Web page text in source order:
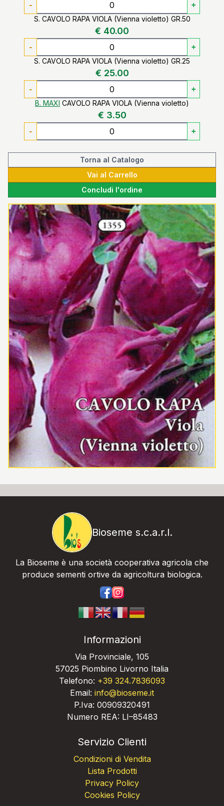
- +
S. CAVOLO RAPA VIOLA (Vienna violetto) GR.50
€ 40.00
- +
S. CAVOLO RAPA VIOLA (Vienna violetto) GR.25
€ 25.00
- +
B. MAXI CAVOLO RAPA VIOLA (Vienna violetto)
€ 3.50
- +
Torna al Catalogo
Vai al Carrello
Concludi l'ordine
Bioseme s.c.a.r.l.
La Bioseme è una società cooperativa agricola che
produce sementi ortive da agricoltura biologica.
Informazioni
Via Provinciale, 105
57025 Piombino Livorno Italia
Telefono: +39 324.7836093
Email: info@bioseme.it
P.Iva: 00909320491
Numero REA: LI–85483
Servizio Clienti
Condizioni di Vendita
Lista Prodotti
Privacy Policy
Cookies Policy